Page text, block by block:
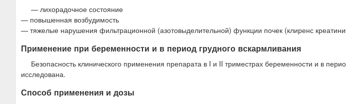
— лихорадочное состояние
— повышенная возбудимость
— тяжелые нарушения фильтрационной (азотовыделительной) функции почек (клиренс
Применение при беременности и в период грудного вскармливания
Безопасность клинического применения препарата в I и II триместрах беременности и в
исследована.
Способ применения и дозы